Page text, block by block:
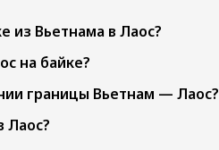
из Вьетнама в Лаос?
на байке?
границы Вьетнам — Лаос?
Лаос?